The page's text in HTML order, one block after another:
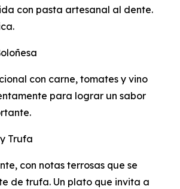
con pasta artesanal al dente.
con carne, tomates y vino
para lograr un sabor
Trufa
con notas terrosas que se
de trufa. Un plato que invita a